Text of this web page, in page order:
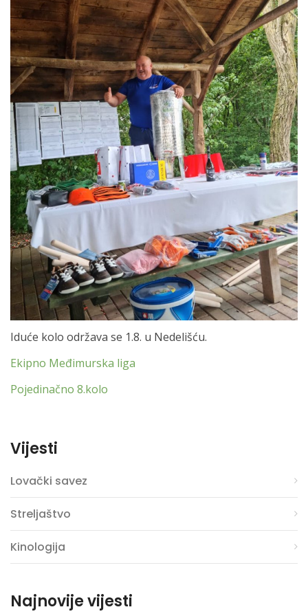
Iduće kolo održava se 1.8. u Nedelišću.
Ekipno Međimurska liga
Pojedinačno 8.kolo
Vijesti
Lovački savez
Streljaštvo
Kinologija
Najnovije vijesti